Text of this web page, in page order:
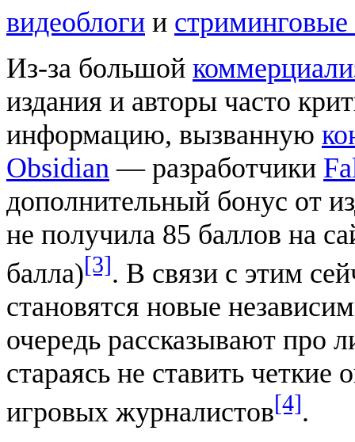
видеоблоги и
Из-за большой
издания и авторы часто
информацию, вызванную
Obsidian — разработчики
дополнительный бонус от
не получила 85 баллов на
балла)[3]. В связи с этим
становятся новые
очередь рассказывают про
стараясь не ставить
игровых журналистов[4].